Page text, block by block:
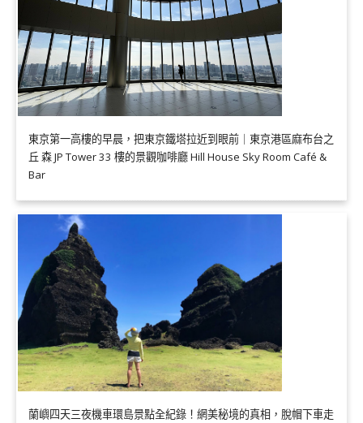
東京第一高樓的早晨，把東京鐵塔拉近到眼前｜東京港區麻布台之
丘 森 JP Tower 33 樓的景觀咖啡廳 Hill House Sky Room Café &
Bar
蘭嶼四天三夜機車環島景點全紀錄！網美秘境的真相，脫帽下車走